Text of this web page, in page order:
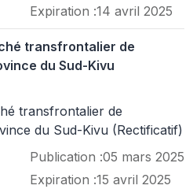
Expiration :14 avril 2025
transfrontalier de
du Sud-Kivu
transfrontalier de
du Sud-Kivu (Rectificatif)
Publication :05 mars 2025
Expiration :15 avril 2025